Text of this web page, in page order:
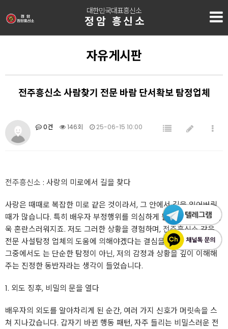
대한민국대표흥신소
정암 흥신소
자유게시판
전주흥신소 사람찾기 전문 바람 단서확보 탐정업체
0건 146회 25-06-15 10:00
전주흥신소 : 사랑의 미로에서 길을 찾다
사랑은 때때로 복잡한 미로 같은 것이라서, 그 안에서 길을 잃어버릴
때가 많습니다. 특히 배우자 부정행위를 의심하게 될 때, 그 미로는 더
욱 혼란스러워지죠. 저도 그러한 상황을 경험하며, 전주흥신소같은
전문 사설탐정 업체의 도움에 의해야겠다는 결심을 하게 되었습니다.
그중에서도 는 단순한 탐정이 아닌, 저의 감정과 상황을 깊이 이해해
주는 진정한 동반자라는 생각이 들었습니다.
1. 외도 징후, 비밀의 문을 열다
배우자의 외도를 알아차리게 된 순간, 여러 가지 신호가 머릿속을 스
쳐 지나갔습니다. 갑자기 바뀐 행동 패턴, 자주 들리는 비밀스러운 전